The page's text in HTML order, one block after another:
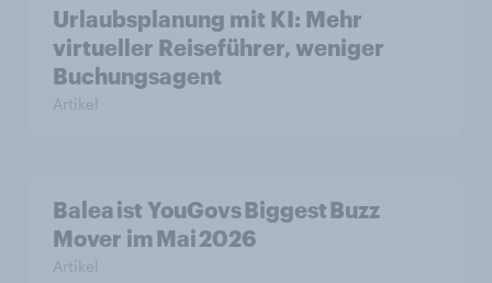
Urlaubsplanung mit KI: Mehr
virtueller Reiseführer, weniger
Buchungsagent
Artikel
Balea ist YouGovs Biggest Buzz
Mover im Mai 2026
Artikel